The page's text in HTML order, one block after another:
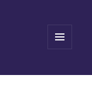
WIDGETS